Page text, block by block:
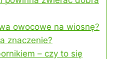
owocowe na wiosnę?
znaczenie?
– czy to się